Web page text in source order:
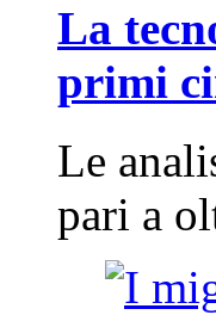
La
primi
Le
pari a